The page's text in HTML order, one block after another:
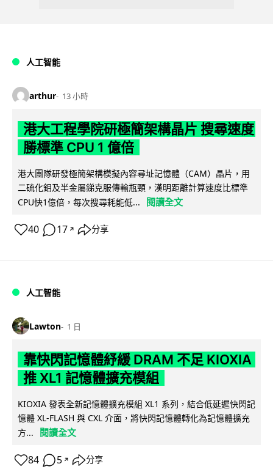
人工智能
arthur 13 小時
港大工程學院研極簡架構晶片 搜尋速度
勝標準 CPU 1 億倍
港大團隊研發極簡架構模擬內容尋址記憶體（CAM）晶片，用
二硫化鉬及半金屬銻克服傳輸瓶頸，漢明距離計算速度比標準
CPU快1億倍，每次搜尋耗能低...
閱讀全文
40 17 ↗ 分享
人工智能
Lawton 1 日
靠快閃記憶體紓緩 DRAM 不足 KIOXIA
推 XL1 記憶體擴充模組
KIOXIA 發表全新記憶體擴充模組 XL1 系列，結合低延遲快閃記
憶體 XL-FLASH 與 CXL 介面，將快閃記憶體轉化為記憶體擴充
方...
閱讀全文
84 5 ↗ 分享